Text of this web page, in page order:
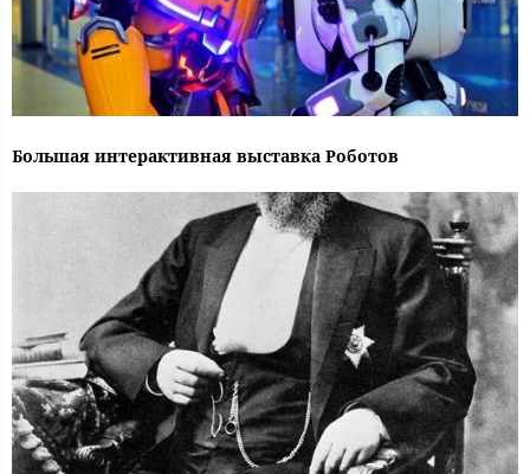
Большая интерактивная выставка Роботов